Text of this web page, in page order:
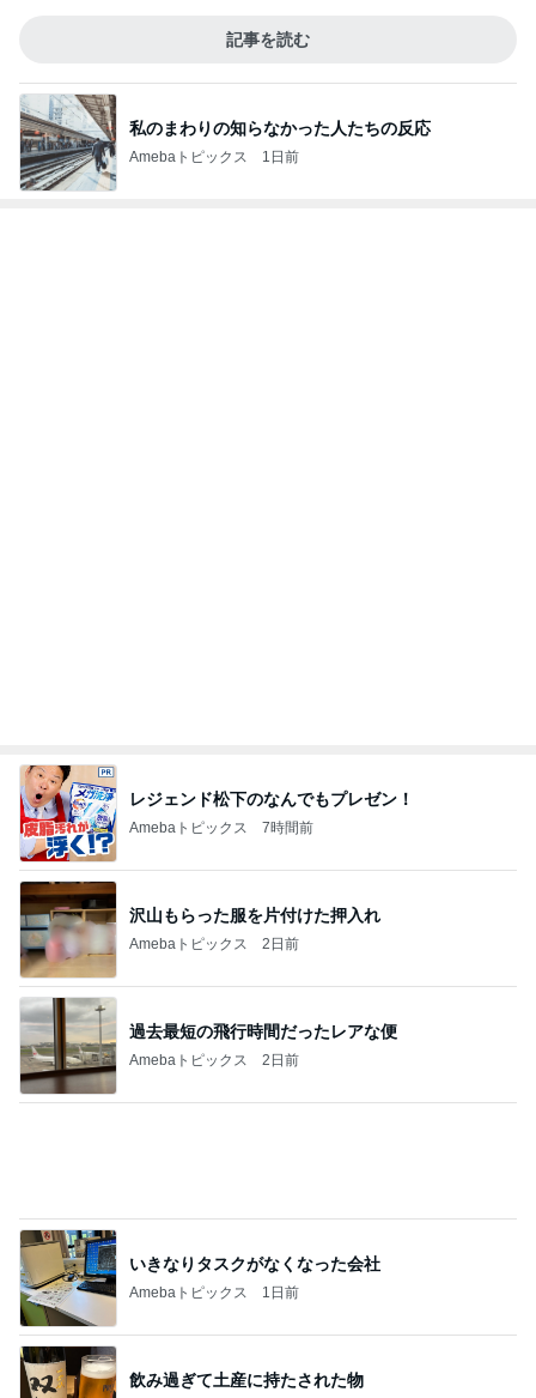
Amebaトピックス 1日前
沢山もらった服を片付けた押入れ
Amebaトピックス 2日前
過去最短の飛行時間だったレアな便
Amebaトピックス 2日前
飲み過ぎて土産に持たされた物
Amebaトピックス 2日前